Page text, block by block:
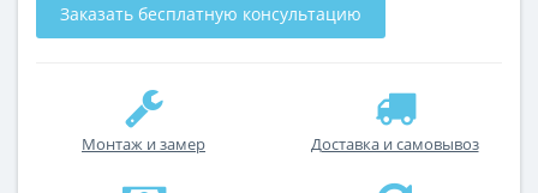
Заказать бесплатную консультацию
Монтаж и замер Доставка и самовывоз